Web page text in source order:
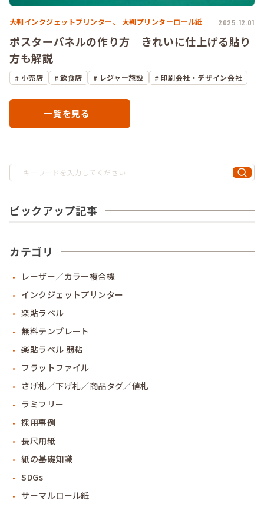
大判インクジェットプリンター、 大判プリンターロール紙 2025.12.01
ポスターパネルの作り方｜きれいに仕上げる貼り
方も解説
小売店 飲食店 レジャー施設 印刷会社・デザイン会社
一覧を見る
ピックアップ記事
カテゴリ
レーザー／カラー複合機
インクジェットプリンター
楽貼ラベル
無料テンプレート
楽貼ラベル 弱粘
フラットファイル
さげ札／下げ札／商品タグ／値札
ラミフリー
採用事例
長尺用紙
紙の基礎知識
SDGs
サーマルロール紙